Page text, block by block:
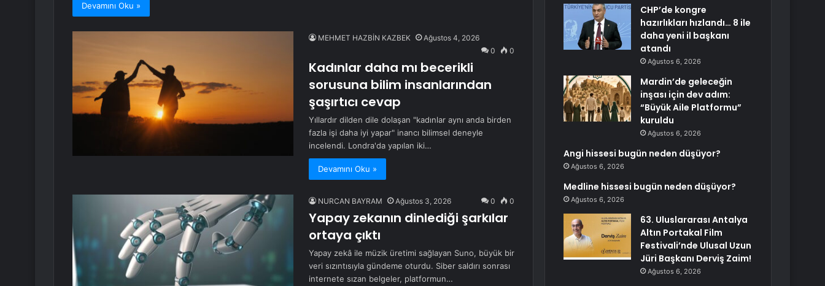
Devamını Oku »
MEHMET HAZBİN KAZBEK
Ağustos 4, 2026
0
0
Kadınlar daha mı becerikli
sorusuna bilim insanlarından
şaşırtıcı cevap
Yıllardır dilden dile dolaşan "kadınlar aynı anda birden
fazla işi daha iyi yapar" inancı bilimsel deneyle
incelendi. Londra'da yapılan iki…
Devamını Oku »
NURCAN BAYRAM Ağustos 3, 2026 0 0
Yapay zekanın dinlediği şarkılar
ortaya çıktı
Yapay zekâ ile müzik üretimi sağlayan Suno, büyük bir
veri sızıntısıyla gündeme oturdu. Siber saldırı sonrası
internete sızan belgeler, platformun…
CHP’de kongre
hazırlıkları hızlandı… 8 ile
daha yeni il başkanı
atandı
Ağustos 6, 2026
Mardin’de geleceğin
inşası için dev adım:
“Büyük Aile Platformu”
kuruldu
Ağustos 6, 2026
Angi hissesi bugün neden düşüyor?
Ağustos 6, 2026
Medline hissesi bugün neden düşüyor?
Ağustos 6, 2026
63. Uluslararası Antalya
Altın Portakal Film
Festivali’nde Ulusal Uzun
Jüri Başkanı Derviş Zaim!
Ağustos 6, 2026